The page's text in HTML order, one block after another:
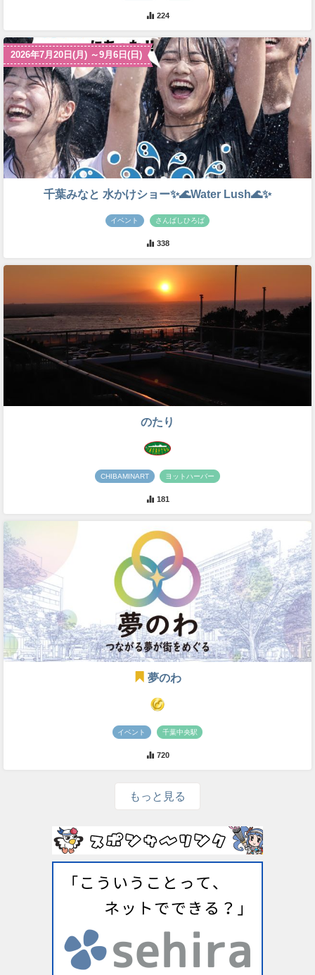
224
2026年7月20日(月) ～9月6日(日)
千葉みなと 水かけショー✨🌊Water Lush🌊✨
イベント さんばしひろば
338
のたり
CHIBAMINART ヨットハーバー
181
夢のわ
イベント 千葉中央駅
720
もっと見る